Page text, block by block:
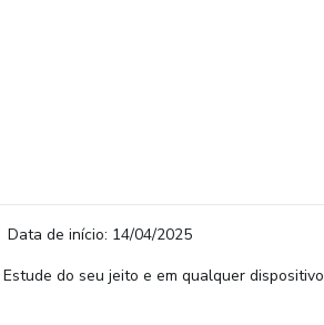
Data de início: 14/04/2025
Estude do seu jeito e em qualquer dispositivo